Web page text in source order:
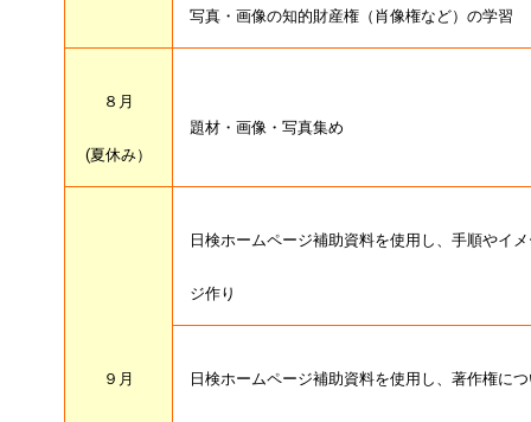
写真・画像の知的財産権（肖像権など）の学習
８月
(夏休み）
題材・画像・写真集め
９月
日検ホームページ補助資料を使用し、手順やイ
ジ作り
日検ホームページ補助資料を使用し、著作権に